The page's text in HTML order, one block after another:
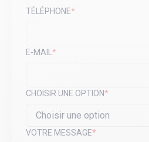
TÉLÉPHONE*
E-MAIL *
CHOISIR UNE OPTION*
VOTRE MESSAGE*